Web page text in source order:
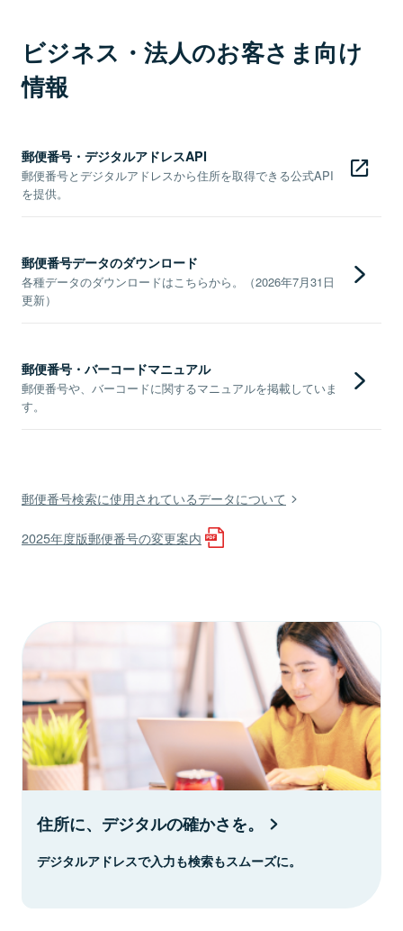
ビジネス・法人のお客さま向け
情報
郵便番号・デジタルアドレスAPI
郵便番号とデジタルアドレスから住所を取得できる公式API
を提供。
郵便番号データのダウンロード
各種データのダウンロードはこちらから。（2026年7月31日
更新）
郵便番号・バーコードマニュアル
郵便番号や、バーコードに関するマニュアルを掲載していま
す。
郵便番号検索に使用されているデータについて
2025年度版郵便番号の変更案内
住所に、デジタルの確かさを。
デジタルアドレスで入力も検索もスムーズに。